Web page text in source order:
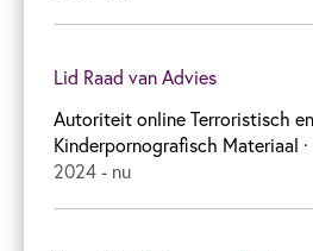
Lid Raad van Advies
Autoriteit online Terroristisch en
Kinderpornografisch Materiaal
2024 - nu